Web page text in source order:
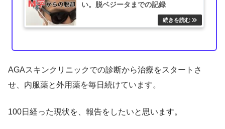
い。脱ベジータまでの記録
AGAスキンクリニックでの診断から治療をスタートさ
せ、内服薬と外用薬を毎日続けています。
100日経った現状を、報告をしたいと思います。